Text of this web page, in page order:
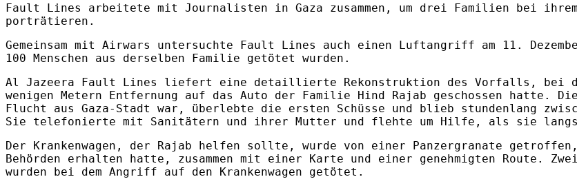
Fault Lines arbeitete mit Journalisten in Gaza zusammen, um drei Familien bei
porträtieren.
Gemeinsam mit Airwars untersuchte Fault Lines auch einen Luftangriff am 11.
100 Menschen aus derselben Familie getötet wurden.
Al Jazeera Fault Lines liefert eine detaillierte Rekonstruktion des Vorfalls, bei
wenigen Metern Entfernung auf das Auto der Familie Hind Rajab geschossen hatte.
Flucht aus Gaza-Stadt war, überlebte die ersten Schüsse und blieb stundenlang
Sie telefonierte mit Sanitätern und ihrer Mutter und flehte um Hilfe, als sie
Der Krankenwagen, der Rajab helfen sollte, wurde von einer Panzergranate
Behörden erhalten hatte, zusammen mit einer Karte und einer genehmigten Route.
wurden bei dem Angriff auf den Krankenwagen getötet.